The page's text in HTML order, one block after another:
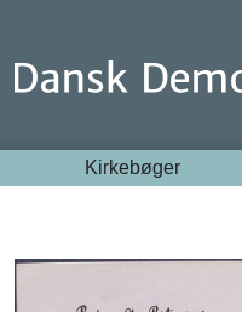
Kirkebøger